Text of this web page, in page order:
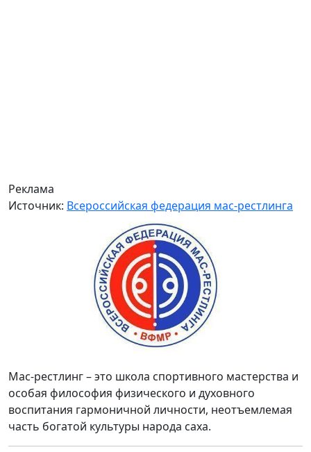
Реклама
Источник: Всероссийская федерация мас-рестлинга
Мас-рестлинг – это школа спортивного мастерства и
особая философия физического и духовного
воспитания гармоничной личности, неотъемлемая
часть богатой культуры народа саха.